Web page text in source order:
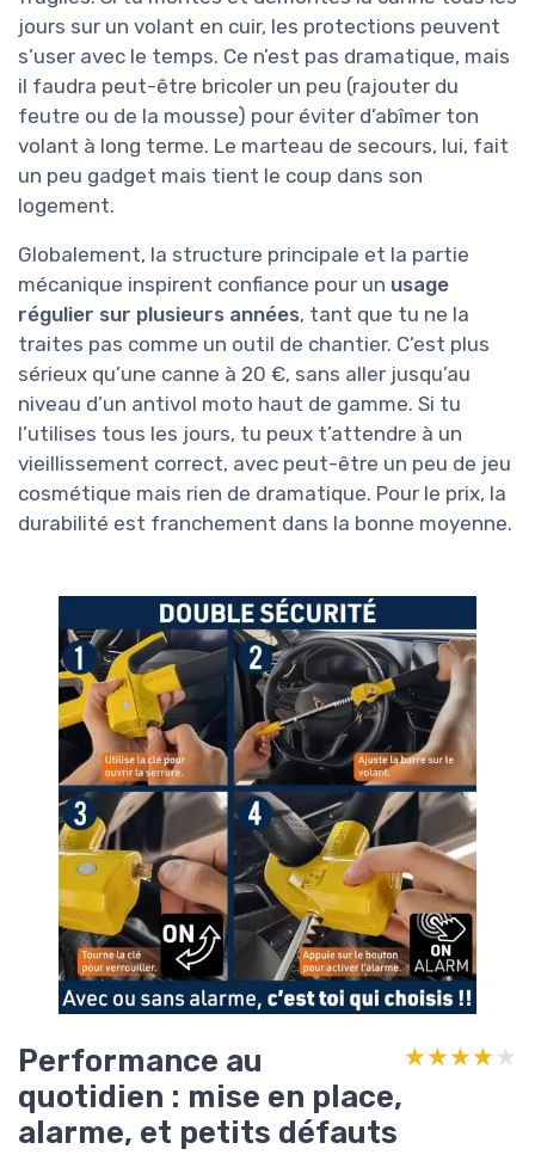
jours sur un volant en cuir, les protections peuvent
s’user avec le temps. Ce n’est pas dramatique, mais
il faudra peut-être bricoler un peu (rajouter du
feutre ou de la mousse) pour éviter d’abîmer ton
volant à long terme. Le marteau de secours, lui, fait
un peu gadget mais tient le coup dans son
logement.
Globalement, la structure principale et la partie
mécanique inspirent confiance pour un usage
régulier sur plusieurs années, tant que tu ne la
traites pas comme un outil de chantier. C’est plus
sérieux qu’une canne à 20 €, sans aller jusqu’au
niveau d’un antivol moto haut de gamme. Si tu
l’utilises tous les jours, tu peux t’attendre à un
vieillissement correct, avec peut-être un peu de jeu
cosmétique mais rien de dramatique. Pour le prix, la
durabilité est franchement dans la bonne moyenne.
Performance au
quotidien : mise en place,
alarme, et petits défauts
★★★★★
★★★★★